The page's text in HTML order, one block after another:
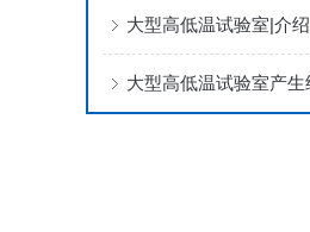
大型高低温试验室|介绍